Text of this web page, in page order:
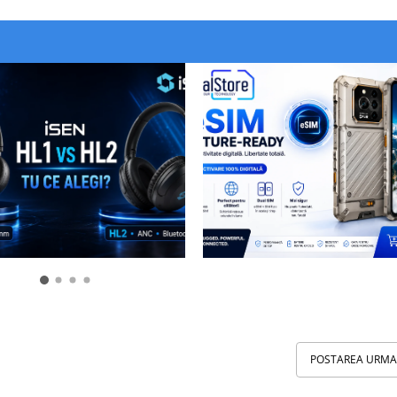
POSTAREA